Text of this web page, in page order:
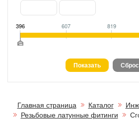
396 607 819
Главная страница Каталог
Резьбовые латунные фитинги